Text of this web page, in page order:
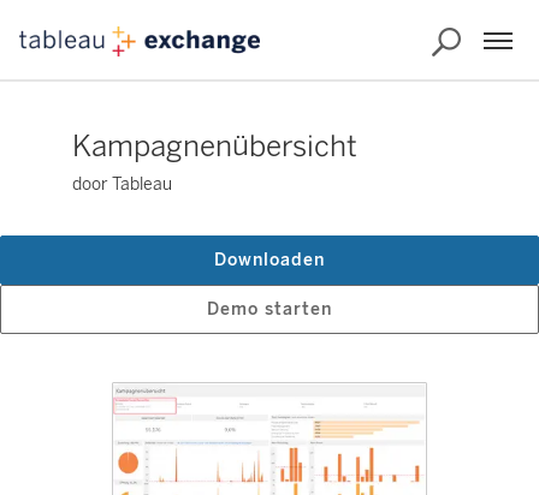
Kampagnenübersicht
door Tableau
Demo starten
Downloaden